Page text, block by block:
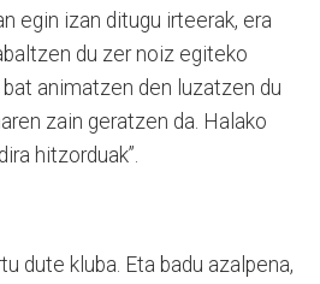
egin izan ditugu irteerak, era
du zer noiz egiteko
animatzen den luzatzen du
zain geratzen da. Halako
hitzorduak”.
dute kluba. Eta badu azalpena,